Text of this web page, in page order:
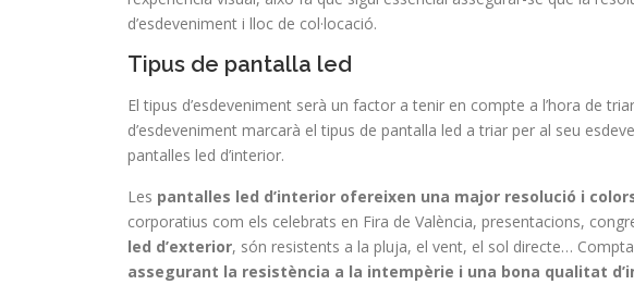
d’esdeveniment i lloc de col·locació.
Tipus de pantalla led
El tipus d’esdeveniment serà un factor a tenir en compte a l’hora de
d’esdeveniment marcarà el tipus de pantalla led a triar per al seu
pantalles led d’interior.
Les pantalles led d’interior ofereixen una major resolució i
corporatius com els celebrats en Fira de València, presentacions,
led d’exterior, són resistents a la pluja, el vent, el sol directe…
assegurant la resistència a la intempèrie i una bona qualitat